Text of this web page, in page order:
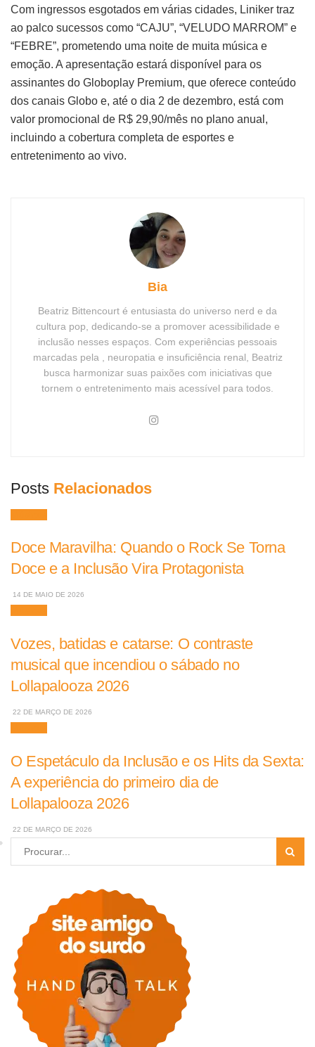
Com ingressos esgotados em várias cidades, Liniker traz
ao palco sucessos como “CAJU”, “VELUDO MARROM” e
“FEBRE”, prometendo uma noite de muita música e
emoção. A apresentação estará disponível para os
assinantes do Globoplay Premium, que oferece conteúdo
dos canais Globo e, até o dia 2 de dezembro, está com
valor promocional de R$ 29,90/mês no plano anual,
incluindo a cobertura completa de esportes e
entretenimento ao vivo.
Bia
Beatriz Bittencourt é entusiasta do universo nerd e da
cultura pop, dedicando-se a promover acessibilidade e
inclusão nesses espaços. Com experiências pessoais
marcadas pela , neuropatia e insuficiência renal, Beatriz
busca harmonizar suas paixões com iniciativas que
tornem o entretenimento mais acessível para todos.
Posts Relacionados
Doce Maravilha: Quando o Rock Se Torna
Doce e a Inclusão Vira Protagonista
14 DE MAIO DE 2026
Vozes, batidas e catarse: O contraste
musical que incendiou o sábado no
Lollapalooza 2026
22 DE MARÇO DE 2026
O Espetáculo da Inclusão e os Hits da Sexta:
A experiência do primeiro dia de
Lollapalooza 2026
22 DE MARÇO DE 2026